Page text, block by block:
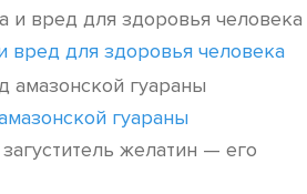
вред для здоровья человека
гуараны